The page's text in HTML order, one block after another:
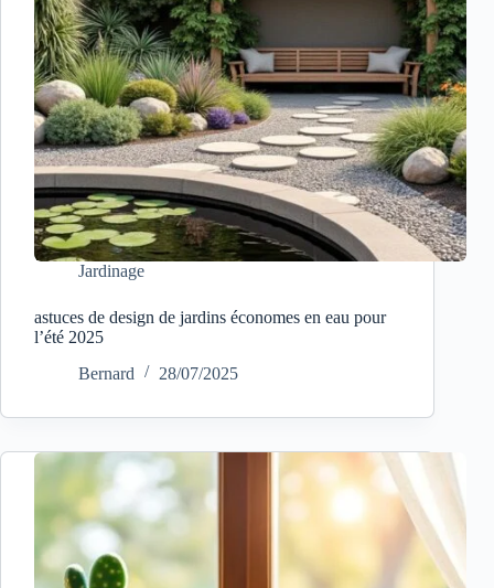
Jardinage
astuces de design de jardins économes en eau pour
l’été 2025
Bernard
28/07/2025